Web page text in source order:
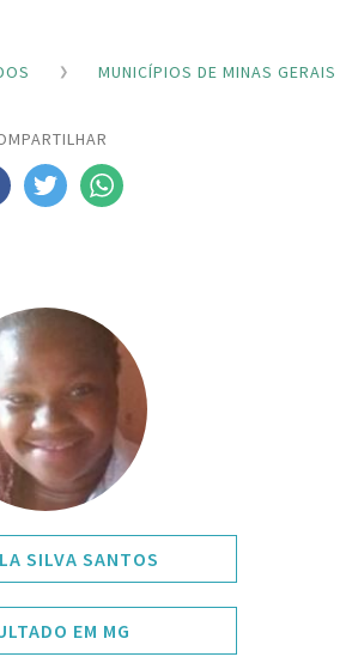
MUNICÍPIOS DE MINAS GERAIS
SILVA SANTOS
EM MG